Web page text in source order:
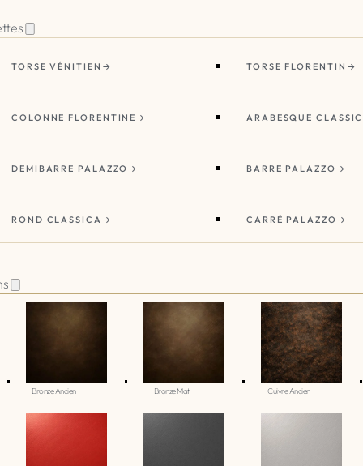
TORSE VÉNITIEN TORSE FLORENTIN
COLONNE FLORENTINE ARABESQUE
DEMIBARRE PALAZZO BARRE PALAZZO
ROND CLASSICA CARRÉ PALAZZO
Bronze Ancien Bronze Mat Cuivre Ancien